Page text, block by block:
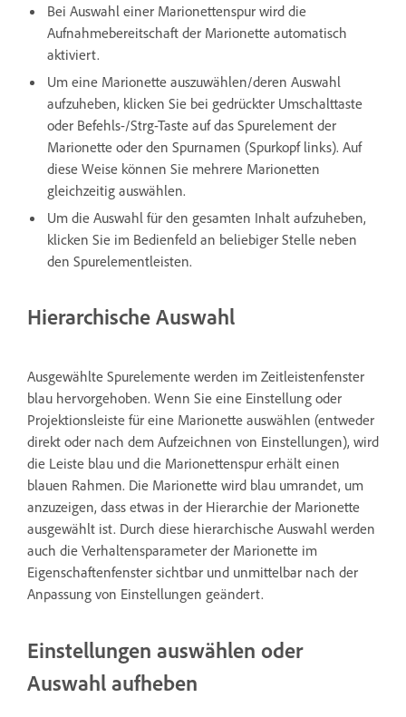
Bei Auswahl einer Marionettenspur wird die
Aufnahmebereitschaft der Marionette automatisch
aktiviert.
Um eine Marionette auszuwählen/deren Auswahl
aufzuheben, klicken Sie bei gedrückter Umschalttaste
oder Befehls-/Strg-Taste auf das Spurelement der
Marionette oder den Spurnamen (Spurkopf links). Auf
diese Weise können Sie mehrere Marionetten
gleichzeitig auswählen.
Um die Auswahl für den gesamten Inhalt aufzuheben,
klicken Sie im Bedienfeld an beliebiger Stelle neben
den Spurelementleisten.
Hierarchische Auswahl
Ausgewählte Spurelemente werden im Zeitleistenfenster
blau hervorgehoben. Wenn Sie eine Einstellung oder
Projektionsleiste für eine Marionette auswählen (entweder
direkt oder nach dem Aufzeichnen von Einstellungen), wird
die Leiste blau und die Marionettenspur erhält einen
blauen Rahmen. Die Marionette wird blau umrandet, um
anzuzeigen, dass etwas in der Hierarchie der Marionette
ausgewählt ist. Durch diese hierarchische Auswahl werden
auch die Verhaltensparameter der Marionette im
Eigenschaftenfenster sichtbar und unmittelbar nach der
Anpassung von Einstellungen geändert.
Einstellungen auswählen oder
Auswahl aufheben